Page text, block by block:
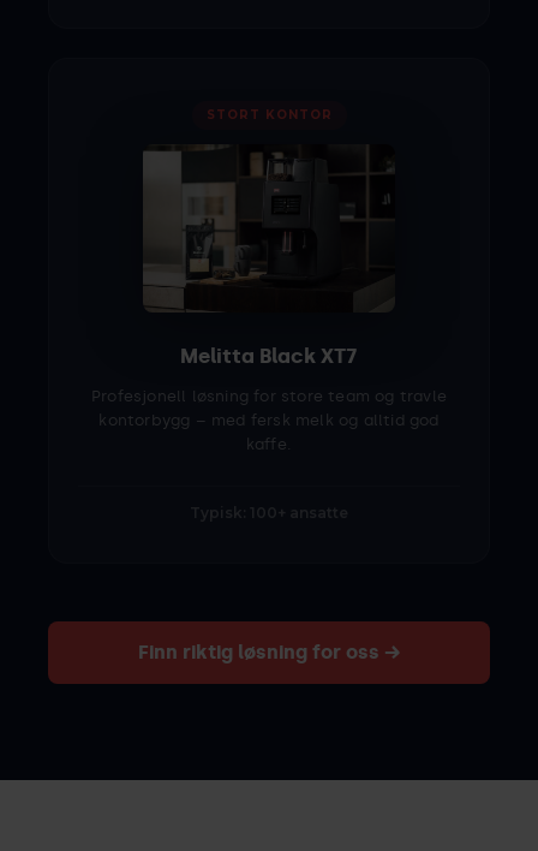
STORT KONTOR
Melitta Black XT7
Profesjonell løsning for store team og travle
kontorbygg – med fersk melk og alltid god
kaffe.
Finn riktig løsning for oss →